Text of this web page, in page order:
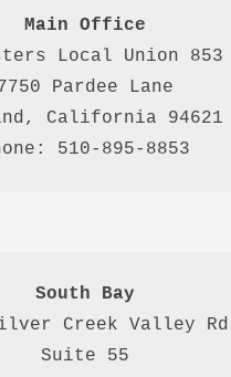
Main Office
Local Union 853
7750 Pardee Lane
California 94621
510-895-8853
South Bay
Creek Valley Rd
Suite 55